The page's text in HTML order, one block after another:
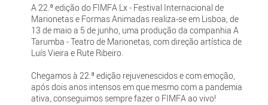
A 22.ª edição do FIMFA Lx - Festival Internacional de
Marionetas e Formas Animadas realiza-se em Lisboa, de
13 de maio a 5 de junho, uma produção da companhia A
Tarumba - Teatro de Marionetas, com direção artística de
Luís Vieira e Rute Ribeiro.
Chegamos à 22.ª edição rejuvenescidos e com emoção,
após dois anos intensos em que mesmo com a pandemia
ativa, conseguimos sempre fazer o FIMFA ao vivo!